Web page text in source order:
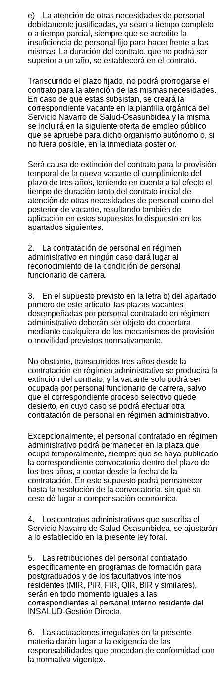
e) La atención de otras necesidades de personal
debidamente justificadas, ya sean a tiempo completo
o a tiempo parcial, siempre que se acredite la
insuficiencia de personal fijo para hacer frente a las
mismas. La duración del contrato, que no podrá ser
superior a un año, se establecerá en el contrato.
Transcurrido el plazo fijado, no podrá prorrogarse el
contrato para la atención de las mismas necesidades.
En caso de que estas subsistan, se creará la
correspondiente vacante en la plantilla orgánica del
Servicio Navarro de Salud-Osasunbidea y la misma
se incluirá en la siguiente oferta de empleo público
que se apruebe para dicho organismo autónomo o, si
no fuera posible, en la inmediata posterior.
Será causa de extinción del contrato para la provisión
temporal de la nueva vacante el cumplimiento del
plazo de tres años, teniendo en cuenta a tal efecto el
tiempo de duración tanto del contrato inicial de
atención de otras necesidades de personal como del
posterior de vacante, resultando también de
aplicación en estos supuestos lo dispuesto en los
apartados siguientes.
2. La contratación de personal en régimen
administrativo en ningún caso dará lugar al
reconocimiento de la condición de personal
funcionario de carrera.
3. En el supuesto previsto en la letra b) del apartado
primero de este artículo, las plazas vacantes
desempeñadas por personal contratado en régimen
administrativo deberán ser objeto de cobertura
mediante cualquiera de los mecanismos de provisión
o movilidad previstos normativamente.
No obstante, transcurridos tres años desde la
contratación en régimen administrativo se producirá la
extinción del contrato, y la vacante solo podrá ser
ocupada por personal funcionario de carrera, salvo
que el correspondiente proceso selectivo quede
desierto, en cuyo caso se podrá efectuar otra
contratación de personal en régimen administrativo.
Excepcionalmente, el personal contratado en régimen
administrativo podrá permanecer en la plaza que
ocupe temporalmente, siempre que se haya publicado
la correspondiente convocatoria dentro del plazo de
los tres años, a contar desde la fecha de la
contratación. En este supuesto podrá permanecer
hasta la resolución de la convocatoria, sin que su
cese dé lugar a compensación económica.
4. Los contratos administrativos que suscriba el
Servicio Navarro de Salud-Osasunbidea, se ajustarán
a lo establecido en la presente ley foral.
5. Las retribuciones del personal contratado
específicamente en programas de formación para
postgraduados y de los facultativos internos
residentes (MIR, PIR, FIR, QIR, BIR y similares),
serán en todo momento iguales a las
correspondientes al personal interno residente del
INSALUD-Gestión Directa.
6. Las actuaciones irregulares en la presente
materia darán lugar a la exigencia de las
responsabilidades que procedan de conformidad con
la normativa vigente».